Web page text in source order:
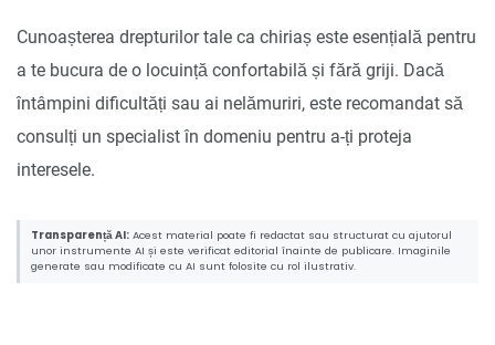
Cunoașterea drepturilor tale ca chiriaș este esențială pentru
a te bucura de o locuință confortabilă și fără griji. Dacă
întâmpini dificultăți sau ai nelămuriri, este recomandat să
consulți un specialist în domeniu pentru a-ți proteja
interesele.
Transparență AI: Acest material poate fi redactat sau structurat cu ajutorul
unor instrumente AI și este verificat editorial înainte de publicare. Imaginile
generate sau modificate cu AI sunt folosite cu rol ilustrativ.